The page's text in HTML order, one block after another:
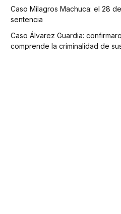
Caso Milagros Machuca: el 28
sentencia
Caso Álvarez Guardia:
comprende la criminalidad de